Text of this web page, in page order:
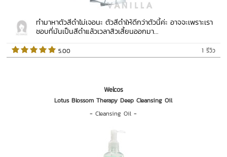
ทำมาหาตัวสีดำไม่เจอนะ ตัวสีดำให้ดีกว่าตัวนี้ค่ะ อาจจะเพราะเรา
ชอบที่มันเป็นสีดำแล้วเวลาสิวเสี้ยนออกมา...
1 รีวิว
5.00
Welcos
Lotus Blossom Therapy Deep Cleansing Oil
-Cleansing Oil -